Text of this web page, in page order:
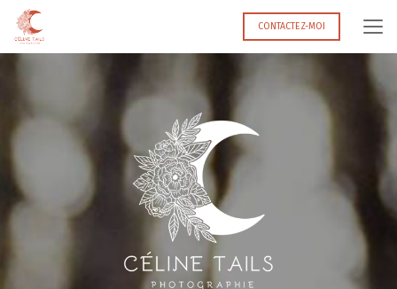
Aller
contenu
CONTACTEZ-MOI